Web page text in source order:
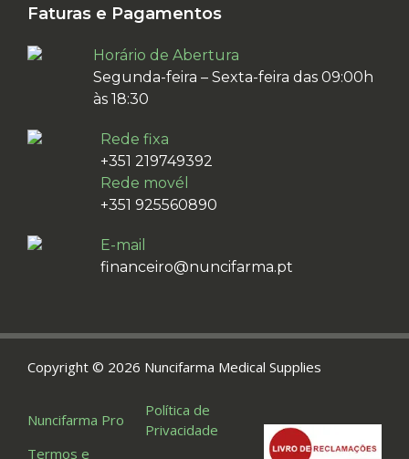
Faturas e Pagamentos
Horário de Abertura
Segunda-feira – Sexta-feira das 09:00h
às 18:30
Rede fixa
+351 219749392
Rede movél
+351 925560890
E-mail
financeiro@nuncifarma.pt
Nuncifarma Pro
Termos e
Política de
Privacidade
Copyright © 2026 Nuncifarma Medical Supplies